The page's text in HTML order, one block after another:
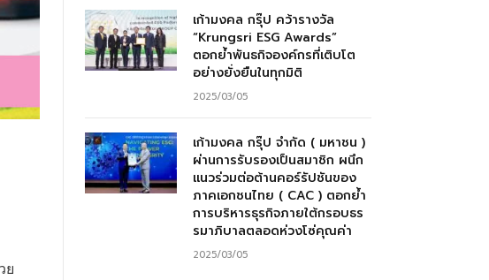
ย
เก้ามงคล กรุ๊ป คว้ารางวัล
“Krungsri ESG Awards”
ตอกย้ำพันธกิจองค์กรที่เติบโต
อย่างยั่งยืนในทุกมิติ
2025/03/05
เก้ามงคล กรุ๊ป จำกัด ( มหาชน )
ผ่านการรับรองเป็นสมาชิก ผนึก
แนวร่วมต่อต้านคอร์รัปชันของ
ภาคเอกชนไทย ( CAC ) ตอกย้ำ
การบริหารธุรกิจภายใต้กรอบธร
รมาภิบาลตลอดห่วงโซ่คุณค่า
2025/03/05